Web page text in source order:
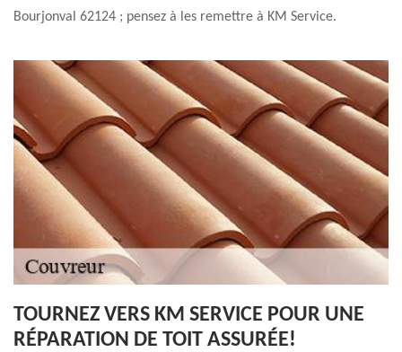
Bourjonval 62124 ; pensez à les remettre à KM Service.
TOURNEZ VERS KM SERVICE POUR UNE
RÉPARATION DE TOIT ASSURÉE!